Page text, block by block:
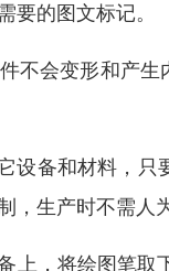
的图文标记。
不会变形和产
设备和材料，
生产时不需人
，将绘图笔取